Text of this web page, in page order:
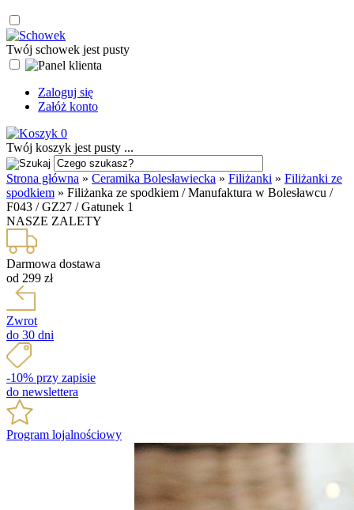
Twój schowek jest pusty
Zaloguj się
Załóż konto
0
Twój koszyk jest pusty ...
Strona główna » Ceramika Bolesławiecka » Filiżanki » Filiżanki ze
spodkiem » Filiżanka ze spodkiem / Manufaktura w Bolesławcu /
F043 / GZ27 / Gatunek 1
NASZE ZALETY
Darmowa dostawa
od 299 zł
Zwrot
do 30 dni
-10% przy zapisie
do newslettera
Program lojalnościowy